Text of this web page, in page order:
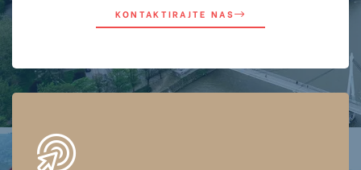
KONTAKTIRAJTE NAS